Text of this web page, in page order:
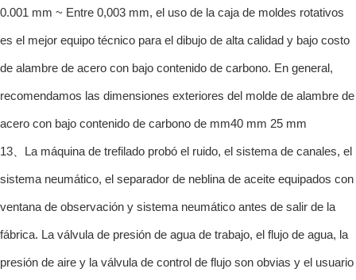
0.001 mm ~ Entre 0,003 mm, el uso de la caja de moldes rotativos
es el mejor equipo técnico para el dibujo de alta calidad y bajo costo
de alambre de acero con bajo contenido de carbono. En general,
recomendamos las dimensiones exteriores del molde de alambre de
acero con bajo contenido de carbono de mm40 mm 25 mm
13、La máquina de trefilado probó el ruido, el sistema de canales, el
sistema neumático, el separador de neblina de aceite equipados con
ventana de observación y sistema neumático antes de salir de la
fábrica. La válvula de presión de agua de trabajo, el flujo de agua, la
presión de aire y la válvula de control de flujo son obvias y el usuario